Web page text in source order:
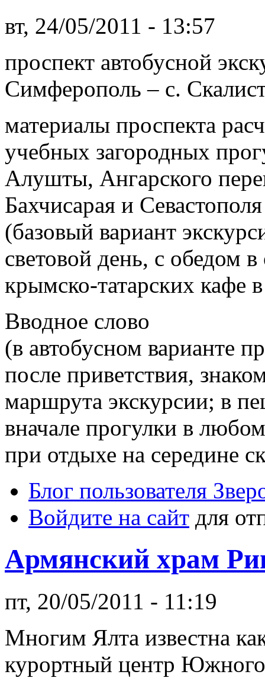
вт, 24/05/2011 - 13:57
проспект автобусной
Симферополь – с.
материалы проспекта
учебных загородных
Алушты, Ангарского
Бахчисарая и Севастополя
(базовый вариант
световой день, с обедом
крымско-татарских кафе
Вводное слово
(в автобусном варианте
после приветствия,
маршрута экскурсии; в
вначале прогулки в
при отдыхе на середине
Блог пользователя
Войдите на сайт для
Армянский храм
пт, 20/05/2011 - 11:19
Многим Ялта известна
курортный центр